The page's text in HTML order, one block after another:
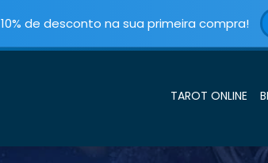
10% de desconto na sua primeira compra!
TAROT ONLINE